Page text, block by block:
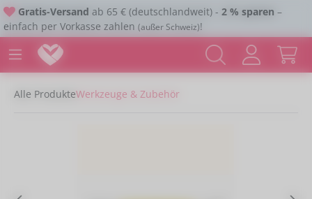
Zum Hauptinhalt springen
Gratis-Versand ab 65 € (deutschlandweit) - 2 % sparen –
einfach per Vorkasse zahlen (außer Schweiz)!
Alle ProdukteWerkzeuge & Zubehör